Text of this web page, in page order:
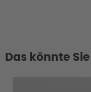
Das könnte